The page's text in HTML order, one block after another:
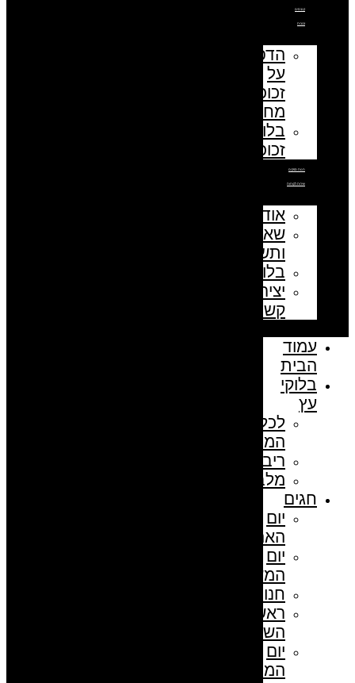
קנבסים
זכוכית
הדפסה
על
זכוכית
מחוסמת
בלוק
זכוכית
חנות ספקים
שירות לקוחות
אודות
שאלות
ותשובות
בלוג
יצירת
קשר
עמוד
הבית
בלוקי
עץ
לכל
המוצרים
ריבועים
מלבנים
חגים
יום
האהבה
יום
המשפחה
חנוכה
ראש
השנה
יום
המורה